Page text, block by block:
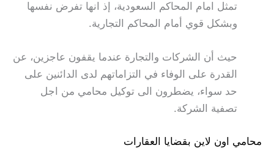
تمثل امام المحاكم السعودية، إذ انها تفرض نفسها
وبشكل قوي أمام المحاكم التجارية.
حيث أن الشركات والتجارة عندما يقفون عاجزين، عن
القدرة على الوفاء في التزاماتهم لدى الدائنين على
حد سواء، يضطرون الى توكيل محامي من اجل
تصفية الشركة.
محامي اون لاين بقضايا العقارات